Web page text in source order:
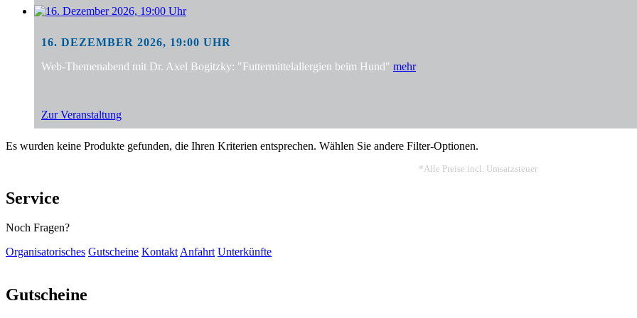
16. DEZEMBER 2026, 19:00 UHR
Web-Themenabend mit Dr. Axel Bogitzky: "Futtermittelallergien beim Hund" mehr
Zur Veranstaltung
Es wurden keine Produkte gefunden, die Ihren Kriterien entsprechen. Wählen Sie andere Filter-Optionen.
*Alle Preise incl. Umsatzsteuer
Service
Noch Fragen?
Organisatorisches Gutscheine KontaktAnfahrt Unterkünfte
Gutscheine